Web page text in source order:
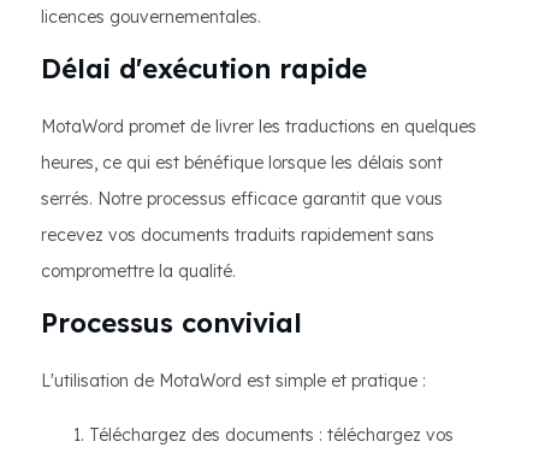
licences gouvernementales.
Délai d'exécution rapide
MotaWord promet de livrer les traductions en quelques
heures, ce qui est bénéfique lorsque les délais sont
serrés. Notre processus efficace garantit que vous
recevez vos documents traduits rapidement sans
compromettre la qualité.
Processus convivial
L'utilisation de MotaWord est simple et pratique :
Téléchargez des documents : téléchargez vos